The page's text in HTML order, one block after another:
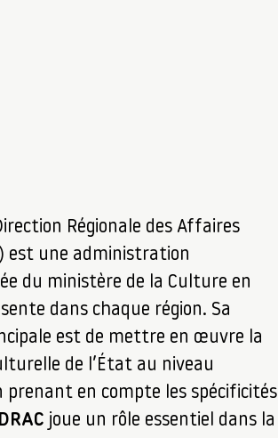
Régionale des Affaires
est une administration
du ministère de la Culture en
dans chaque région. Sa
est de mettre en œuvre la
de l’État au niveau
prenant en compte les spécificités
DRAC joue un rôle essentiel dans la